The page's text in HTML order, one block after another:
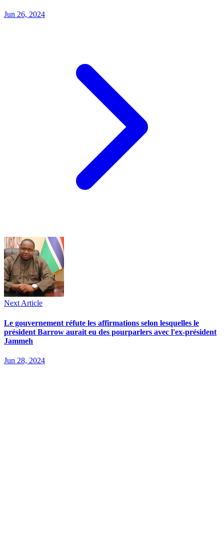
Jun 26, 2024
Next Article
Le gouvernement réfute les affirmations selon lesquelles le
président Barrow aurait eu des pourparlers avec l'ex-président
Jammeh
Jun 28, 2024